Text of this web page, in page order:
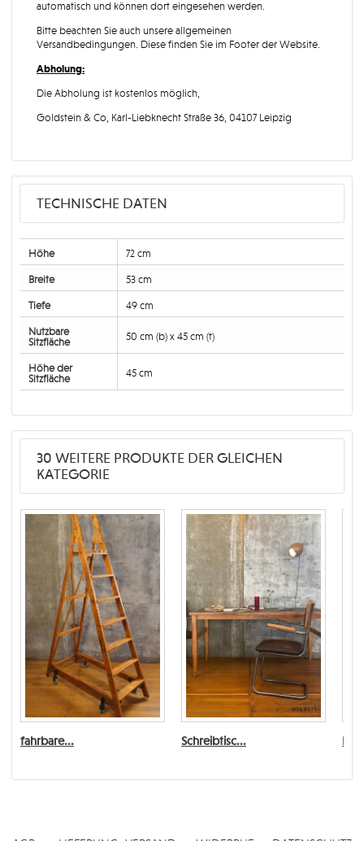
automatisch und können dort eingesehen werden.
Bitte beachten Sie auch unsere allgemeinen
Versandbedingungen. Diese finden Sie im Footer der Website.
Abholung:
Die Abholung ist kostenlos möglich,
Goldstein & Co, Karl-Liebknecht Straße 36, 04107 Leipzig
TECHNISCHE DATEN
Höhe 72 cm
Breite 53 cm
Tiefe 49 cm
Nutzbare
Sitzfläche
50 cm (b) x 45 cm (t)
Höhe der
Sitzfläche
45 cm
30 WEITERE PRODUKTE DER GLEICHEN
KATEGORIE
fahrbare... Schreibtisc...